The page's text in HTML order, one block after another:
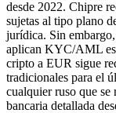
desde 2022. Chipre
sujetas al tipo plano
jurídica. Sin
aplican KYC/AML
cripto a EUR sigue
tradicionales para el
cualquier ruso que se
bancaria detallada